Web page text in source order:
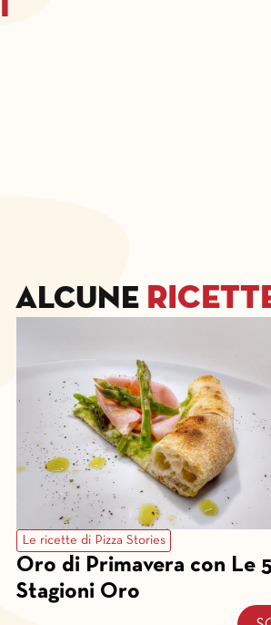
Alcune
Le ricette di Pizza Stories
Oro di Primavera con Le 5
Stagioni Oro